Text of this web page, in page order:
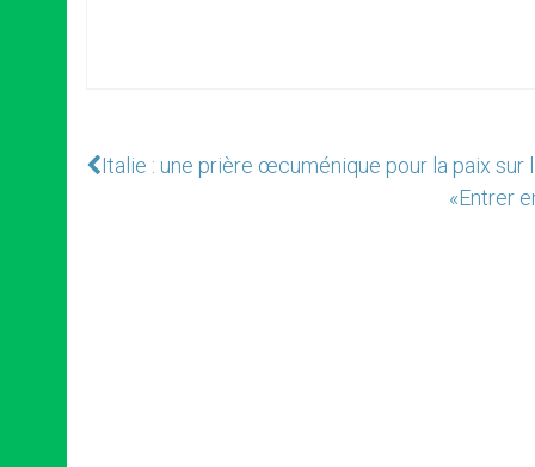
Italie : une prière œcuménique pour la paix sur
«Entrer